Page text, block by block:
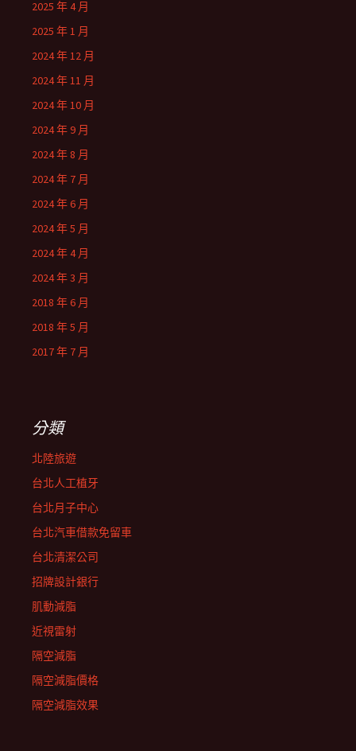
2025 年 4 月
2025 年 1 月
2024 年 12 月
2024 年 11 月
2024 年 10 月
2024 年 9 月
2024 年 8 月
2024 年 7 月
2024 年 6 月
2024 年 5 月
2024 年 4 月
2024 年 3 月
2018 年 6 月
2018 年 5 月
2017 年 7 月
分類
北陸旅遊
台北人工植牙
台北月子中心
台北汽車借款免留車
台北清潔公司
招牌設計銀行
肌動減脂
近視雷射
隔空減脂
隔空減脂價格
隔空減脂效果